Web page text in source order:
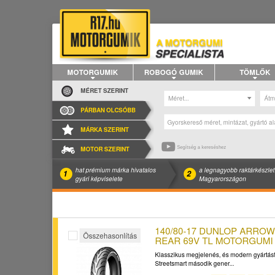
MOTORGUMIK ROBOGÓ GUMIK TÖMLŐK
MÉRET SZERINT
PÁRBAN OLCSÓBB
MÁRKA SZERINT
MOTOR SZERINT
Méret...
Segítség a kereséshez
1
hat prémium márka hivatalos
gyári képviselete
2
a legnagyobb raktárkészlet
Magyarországon
Összehasonlítás 140/80-17 DUNLOP
REAR 69V TL MOTORGUMI
Klasszikus megjelenés, és modern
Streetsmart második gener...